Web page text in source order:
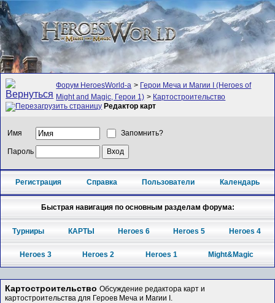
Форум HeroesWorld-а > Герои Меча и Магии I (Heroes of
Might and Magic, Герои 1) > Картостроительство
Редактор карт
Имя Запомнить?
Пароль
Регистрация Справка Пользователи Календарь
Быстрая навигация по основным разделам форума:
Турниры КАРТЫ Heroes 6 Heroes 5 Heroes 4
Heroes 3 Heroes 2 Heroes 1 Might&Magic
Картостроительство Обсуждение редактора карт и
картостроительства для Героев Меча и Магии I.